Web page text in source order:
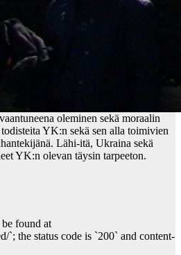
oleminen sekä moraalin
YK:n sekä sen alla toimivien
Lähi-itä, Ukraina sekä
YK:n olevan täysin tarpeeton.
found at
`; the status code is `200` and content-